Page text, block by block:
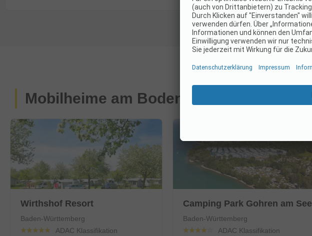
Mobilheime am Bodensee
Wirthshof Resort
Baden-Württemberg
ADAC Klassifikation
Camping Park Gohren am See
Baden-Württemberg
ADAC Klassifikation